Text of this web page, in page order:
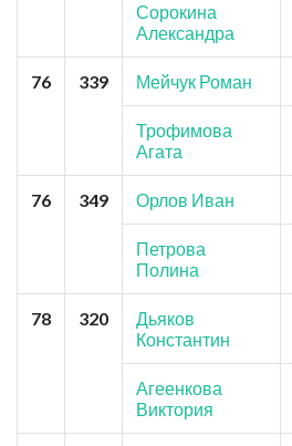
Сорокина
Александра
76 339 Мейчук Роман
Трофимова
Агата
76 349 Орлов Иван
Петрова
Полина
78 320
Дьяков
Константин
Агеенкова
Виктория